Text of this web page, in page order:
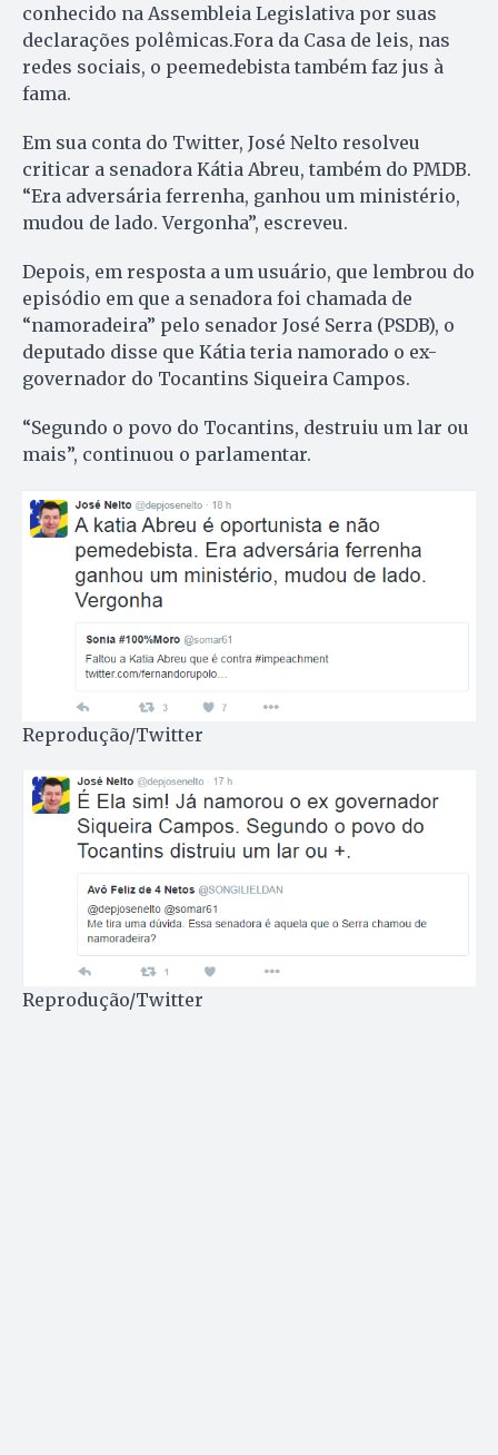
conhecido na Assembleia Legislativa por suas
declarações polêmicas.Fora da Casa de leis, nas
redes sociais, o peemedebista também faz jus à
fama.
Em sua conta do Twitter, José Nelto resolveu
criticar a senadora Kátia Abreu, também do PMDB.
“Era adversária ferrenha, ganhou um ministério,
mudou de lado. Vergonha”, escreveu.
Depois, em resposta a um usuário, que lembrou do
episódio em que a senadora foi chamada de
“namoradeira” pelo senador José Serra (PSDB), o
deputado disse que Kátia teria namorado o ex-
governador do Tocantins Siqueira Campos.
“Segundo o povo do Tocantins, destruiu um lar ou
mais”, continuou o parlamentar.
Reprodução/Twitter
Reprodução/Twitter